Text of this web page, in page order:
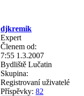
djkremik
Expert
Členem od:
7:55 1.3.2007
Bydliště Lučatin
Skupina:
Registrovaní uživatelé
Příspěvky: 82